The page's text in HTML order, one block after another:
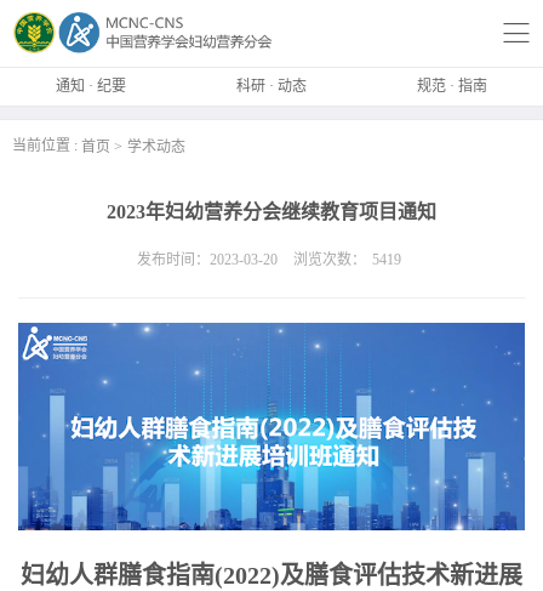
通知 · 纪要 科研 · 动态 规范 · 指南
当前位置 : 首页 学术动态
2023年妇幼营养分会继续教育项目通知
发布时间：2023-03-20 浏览次数： 5419
妇幼人群膳食指南(2022)及膳食评估技术新进展